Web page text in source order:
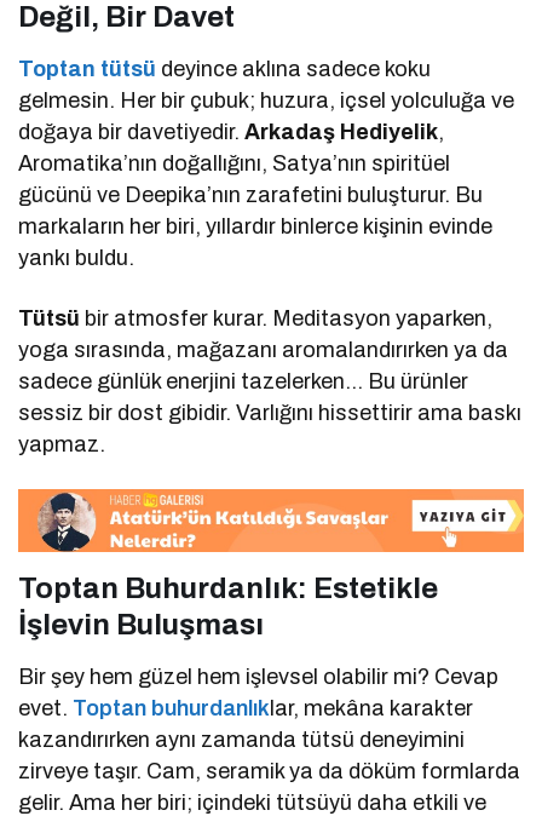
Değil, Bir Davet
Toptan tütsü deyince aklına sadece koku
gelmesin. Her bir çubuk; huzura, içsel yolculuğa ve
doğaya bir davetiyedir.Arkadaş Hediyelik,
Aromatika’nın doğallığını, Satya’nın spiritüel
gücünü ve Deepika’nın zarafetini buluşturur. Bu
markaların her biri, yıllardır binlerce kişinin evinde
yankı buldu.
Tütsü bir atmosfer kurar. Meditasyon yaparken,
yoga sırasında, mağazanı aromalandırırken ya da
sadece günlük enerjini tazelerken… Bu ürünler
sessiz bir dost gibidir. Varlığını hissettirir ama baskı
yapmaz.
Toptan Buhurdanlık: Estetikle
İşlevin Buluşması
Bir şey hem güzel hem işlevsel olabilir mi? Cevap
evet. Toptan buhurdanlıklar, mekâna karakter
kazandırırken aynı zamanda tütsü deneyimini
zirveye taşır. Cam, seramik ya da döküm formlarda
gelir. Ama her biri; içindeki tütsüyü daha etkili ve